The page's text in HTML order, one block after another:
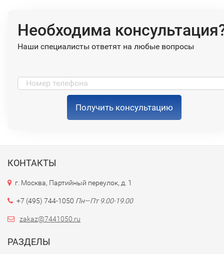
Необходима
Наши специалисты ответят на любые вопросы
Получить консультацию
КОНТАКТЫ
г. Москва, Партийный переулок, д. 1
+7 (495) 744-1050 Пн—Пт 9.00-19.00
zakaz@7441050.ru
РАЗДЕЛЫ